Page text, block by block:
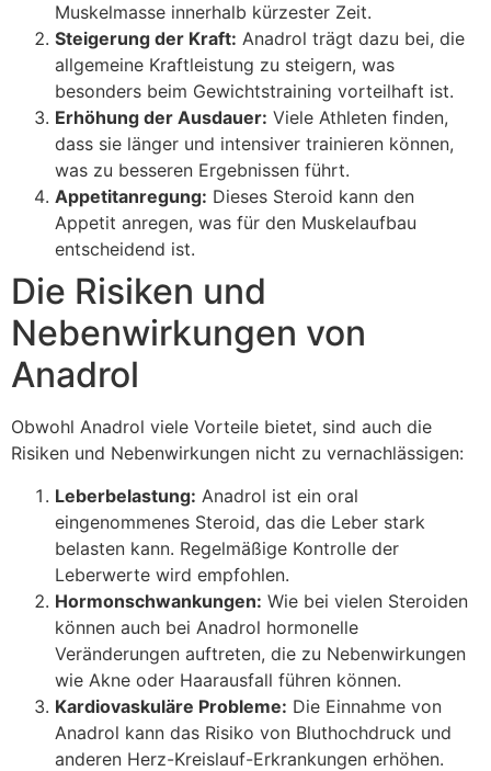
Muskelmasse innerhalb kürzester Zeit.
Steigerung der Kraft: Anadrol trägt dazu bei, die
allgemeine Kraftleistung zu steigern, was
besonders beim Gewichtstraining vorteilhaft ist.
Erhöhung der Ausdauer: Viele Athleten finden,
dass sie länger und intensiver trainieren können,
was zu besseren Ergebnissen führt.
Appetitanregung: Dieses Steroid kann den
Appetit anregen, was für den Muskelaufbau
entscheidend ist.
Die Risiken und
Nebenwirkungen von
Anadrol
Obwohl Anadrol viele Vorteile bietet, sind auch die
Risiken und Nebenwirkungen nicht zu vernachlässigen:
Leberbelastung: Anadrol ist ein oral
eingenommenes Steroid, das die Leber stark
belasten kann. Regelmäßige Kontrolle der
Leberwerte wird empfohlen.
Hormonschwankungen: Wie bei vielen Steroiden
können auch bei Anadrol hormonelle
Veränderungen auftreten, die zu Nebenwirkungen
wie Akne oder Haarausfall führen können.
Kardiovaskuläre Probleme: Die Einnahme von
Anadrol kann das Risiko von Bluthochdruck und
anderen Herz-Kreislauf-Erkrankungen erhöhen.